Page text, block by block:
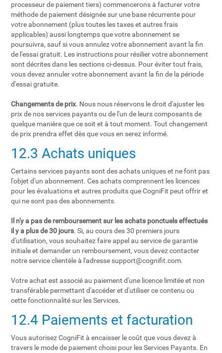
processeur de paiement tiers) commencerons à facturer votre
méthode de paiement désignée sur une base récurrente pour
votre abonnement (plus toutes les taxes et autres frais
applicables) aussi longtemps que votre abonnement se
poursuivra, sauf si vous annulez votre abonnement avant la fin
de l'essai gratuit. Les instructions pour résilier votre abonnement
sont décrites dans les sections ci-dessus. Pour éviter tout frais,
vous devez annuler votre abonnement avant la fin de la période
d'essai gratuite.
Changements de prix. Nous nous réservons le droit d'ajuster les
prix de nos services payants ou de l'un de leurs composants de
quelque manière que ce soit et à tout moment. Tout changement
de prix prendra effet dès que vous en serez informé.
12.3 Achats uniques
Certains services payants sont des achats uniques et ne font pas
l'objet d'un abonnement. Ces achats comprennent les licences
pour les évaluations et autres produits que CogniFit peut offrir et
qui ne sont pas des abonnements.
Il n'y a pas de remboursement sur les achats ponctuels effectués
il y a plus de 30 jours. Si, au cours des 30 premiers jours
d'utilisation, vous souhaitez faire appel au service de garantie
initiale et demander un remboursement, vous devez contacter
notre service clientèle à l'adresse support@cognifit.com.
Votre achat est associé au paiement d'une licence limitée et non
transférable permettant d'accéder et d'utiliser ce contenu ou
cette fonctionnalité sur les Services.
12.4 Paiements et facturation
Vous autorisez CogniFit à encaisser le coût que vous devez à
travers le mode de paiement choisi pour les Services Payants. En